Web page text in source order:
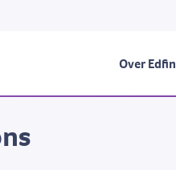
Over Edfin